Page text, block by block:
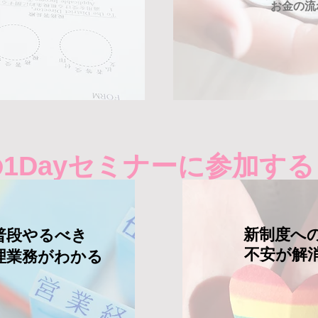
お金の
セミナーに参加す
段やるべき
業務が​​わかる
新制度へ
不安が解